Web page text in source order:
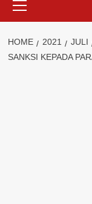
Menu
HOME 2021 JULI
SANKSI KEPADA